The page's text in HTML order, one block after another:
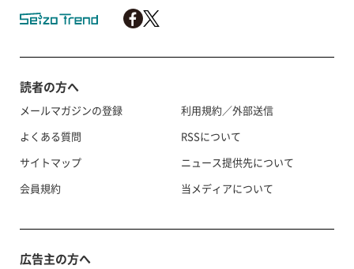
読者の方へ
メールマガジンの登録
よくある質問
サイトマップ
会員規約
利用規約／外部送信
RSSについて
ニュース提供先について
当メディアについて
広告主の方へ